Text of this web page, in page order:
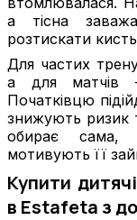
а тісна
розтискати
Для частих
а для матчів
Початківцю
знижують ризик
обирає сама,
мотивують її
Купити
в Estafeta з